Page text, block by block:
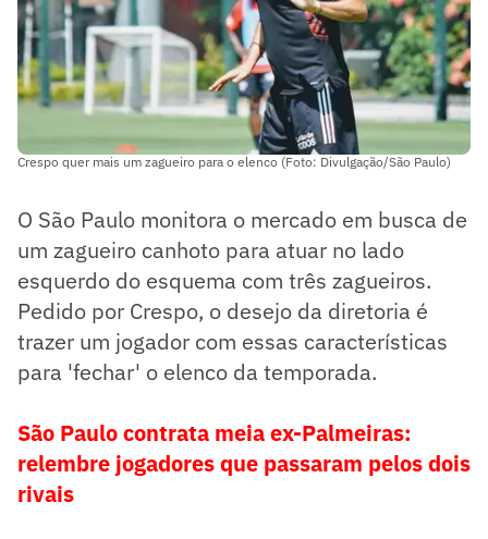
Crespo quer mais um zagueiro para o elenco (Foto: Divulgação/São Paulo)
O São Paulo monitora o mercado em busca de
um zagueiro canhoto para atuar no lado
esquerdo do esquema com três zagueiros.
Pedido por Crespo, o desejo da diretoria é
trazer um jogador com essas características
para 'fechar' o elenco da temporada.
São Paulo contrata meia ex-Palmeiras:
relembre jogadores que passaram pelos dois
rivais